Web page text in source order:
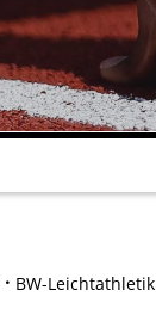
BW-Leichtathletik